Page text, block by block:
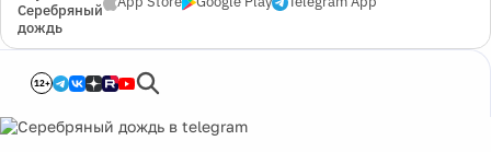
Серебряный
дождь
12+